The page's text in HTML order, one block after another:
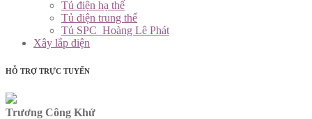
Tủ điện hạ thế
Tủ điện trung thế
Tủ SPC_Hoàng Lê Phát
Xây lắp điện
HỖ TRỢ TRỰC TUYẾN
Trương Công Khứ